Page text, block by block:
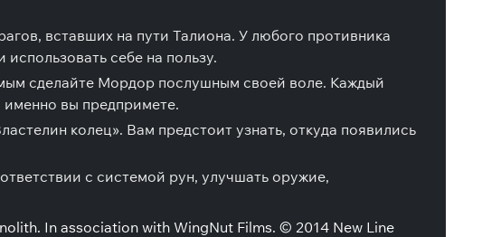
вставших на пути Талиона. У любого противника
себе на пользу.
сделайте Мордор послушным своей воле. Каждый
именно вы предпримете.
колец». Вам предстоит узнать, откуда появились
с системой рун, улучшать оружие,
In association with WingNut Films. © 2014 New Line